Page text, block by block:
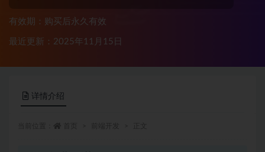
有效期：购买后永久有效
最近更新：2025年11月15日
详情介绍